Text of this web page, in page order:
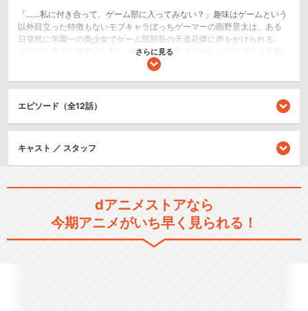
「……私に付き合って、ゲーム部に入ってみない？」趣味はゲームという
以外目立った特徴もないモブキャラぼっちゲーマーの雨野景太は、ある
日突然に学園一の美少女でゲーム部部長の天道花憐に声をかけられる。
そこから景太の日常は一転、ゲーム好きな美少女たちとのラブコメ展開
の日々が始まる……と思いきや!?ゲームの価値観以外はそっくりな、ぼっ
ゲーム好きな、残念リア充の上原祐。祐の彼女でゲーム知識皆無の亜玖
璃らを巻き込んで、お互いが勘違い、空回り、迷走を繰り返す、こじら
せゲーマーたちによる“すれ違い青春錯綜系ラブコメ”が始まる。
恋愛/ラブコメ
さらに見る
エピソード（全12話）
キャスト ／ スタッフ
dアニメストアなら
今期アニメがいち早く見られる！